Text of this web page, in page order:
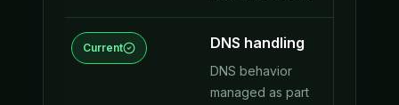
DNS handling
DNS behavior
managed as part
Current